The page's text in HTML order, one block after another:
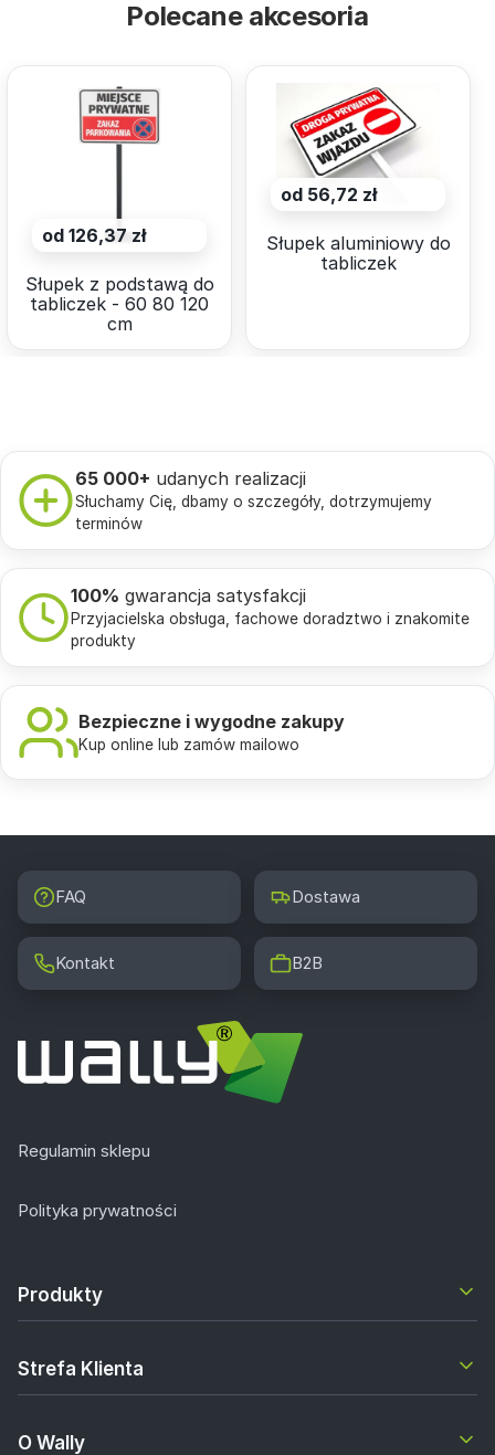
Polecane akcesoria
od 126,37 zł
Słupek z podstawą do
tabliczek - 60 80 120
cm
od 56,72 zł
Słupek aluminiowy do
tabliczek
65 000+ udanych realizacji
Słuchamy Cię, dbamy o szczegóły, dotrzymujemy
terminów
100% gwarancja satysfakcji
Przyjacielska obsługa, fachowe doradztwo i znakomite
produkty
Bezpieczne i wygodne zakupy
Kup online lub zamów mailowo
FAQ Dostawa
Kontakt B2B
Regulamin sklepu
Polityka prywatności
Produkty
Strefa Klienta
O Wally